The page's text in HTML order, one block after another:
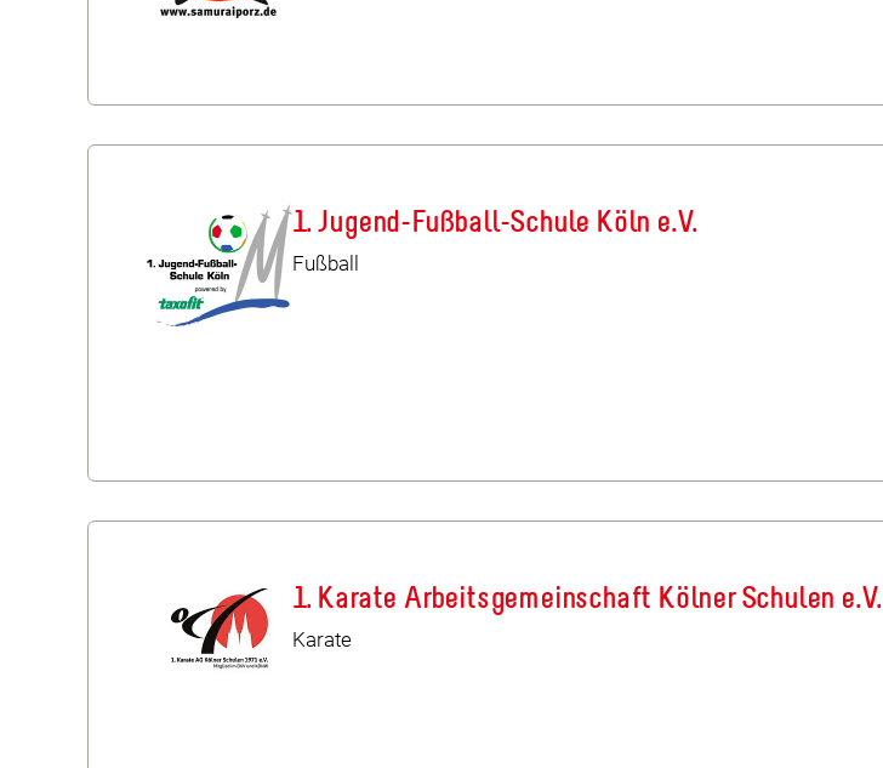
1. Jugend-Fußball-Schule Köln e.V.
Fußball
1. Karate Arbeitsgemeinschaft Kölner Schulen e.V.
Karate